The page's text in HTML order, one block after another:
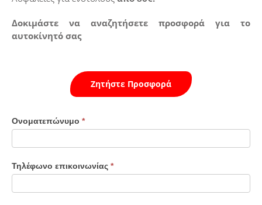
Δοκιμάστε να αναζητήσετε προσφορά για το
αυτοκίνητό σας
Ζητήστε Προσφορά
Επικοινωνία
Ονοματεπώνυμο *
Τηλέφωνο επικοινωνίας *